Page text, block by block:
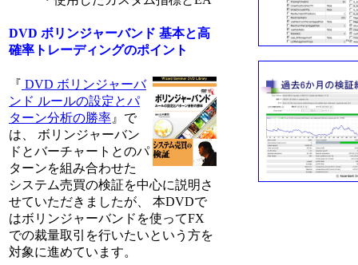
DVD ボリンジャーバンド 基本と高
確率トレーディングのポイント
『 DVD ボリンジャーバ
ンド ルールの設定とパ
ターン分析の勝率 』で
は、 ボリンジャーバン
ドとバーチャートとのパ
ターンを組み合わせた
システム売買の検証を中心に説明さ
せていただきましたが、 本DVDで
はボリンジャーバンドを使ってFX
での裁量取引を行いたいという方を
対象に進めています。